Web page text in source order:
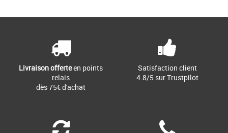
Livraison offerteen points
relais
dès 75€ d'achat
Satisfaction client
4.8/5 sur Trustpilot